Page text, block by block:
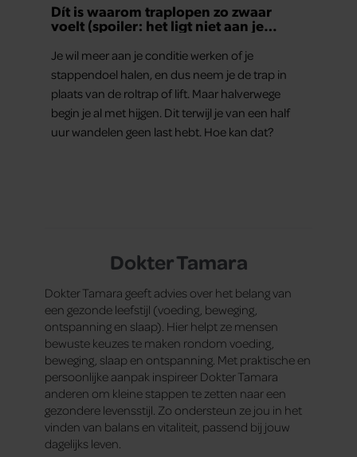
Dít is waarom traplopen zo zwaar
voelt (spoiler: het ligt niet aan je
Je wil meer aan je conditie werken of je
stappendoel halen, en dus neem je de trap in
plaats van de roltrap of lift. Maar halverwege
begin je al met hijgen. Dit terwijl je van een half
uur wandelen geen last hebt. Hoe kan dat?
Dokter Tamara
Dokter Tamara geeft advies over het belang van
een gezonde leefstijl (voeding, beweging,
ontspanning en slaap). Hier helpt ze mensen
bewuste keuzes te maken rondom voeding,
beweging, slaap en ontspanning. Met praktische en
persoonlijke aanpak inspireer Dokter Tamara
anderen om kleine stappen te zetten naar een
gezondere levensstijl. Zo ondersteun ze jou in het
vinden van balans en vitaliteit, passend bij jouw
dagelijks leven.